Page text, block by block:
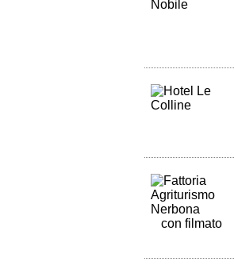
con filmato